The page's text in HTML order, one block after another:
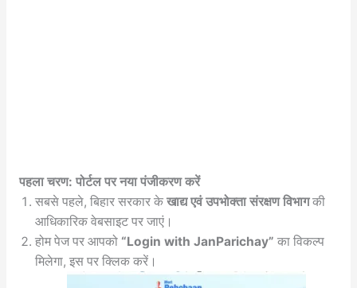
पहला चरण: पोर्टल पर नया पंजीकरण करें
सबसे पहले, बिहार सरकार के खाद्य एवं उपभोक्ता संरक्षण विभागकी
आधिकारिक वेबसाइट पर जाएं।
होम पेज पर आपको “Login with JanParichay” का विकल्प
मिलेगा, इस पर क्लिक करें।